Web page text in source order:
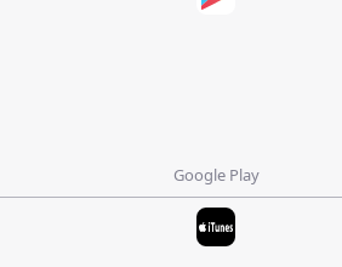
Google Play